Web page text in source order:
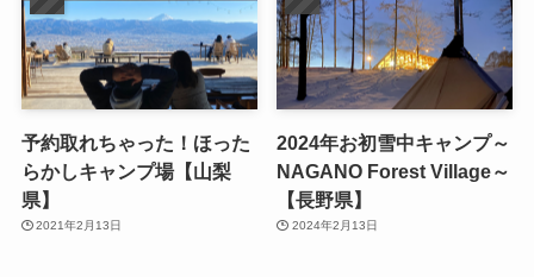
予約取れちゃった！ほった
らかしキャンプ場【山梨
県】
2021年2月13日
2024年お初雪中キャンプ～
NAGANO Forest Village～
【長野県】
2024年2月13日